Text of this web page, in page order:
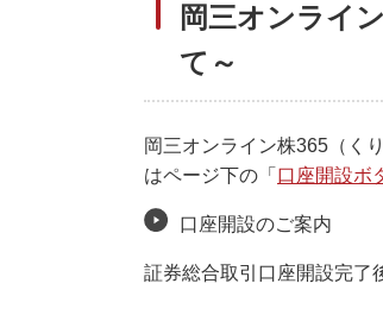
岡三オンライ
て～
岡三オンライン株365（く
はページ下の「 口座開設ボ
口座開設のご案内
証券総合取引口座開設完了